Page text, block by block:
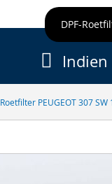
DPF-
Roetfilter PEUGEOT 307 SW
Indien